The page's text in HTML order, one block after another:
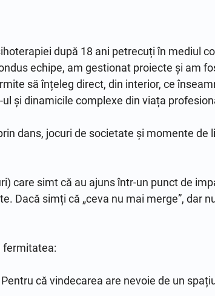
după 18 ani petrecuți în mediul
echipe, am gestionat proiecte și am
să înțeleg direct, din interior, ce
și dinamicile complexe din viața
dans, jocuri de societate și momente de
care simt că au ajuns într-un punct de
Dacă simți că „ceva nu mai merge”, dar
fermitatea:
că vindecarea are nevoie de un